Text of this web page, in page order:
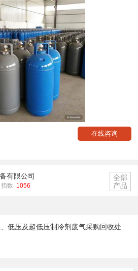
在线咨询
有限公司
数 1056
全部
产品
低压及超低压制冷剂废气采购回收处